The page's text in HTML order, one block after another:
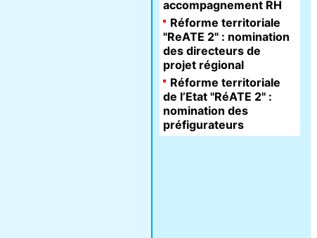
accompagnement RH
Réforme territoriale
"ReATE 2" : nomination
des directeurs de
projet régional
Réforme territoriale
de l’Etat "RéATE 2" :
nomination des
préfigurateurs